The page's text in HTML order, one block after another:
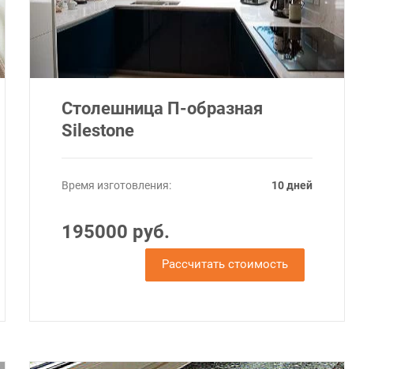
Столешница П-образная
Silestone
Время изготовления: 10 дней
195000 руб.
Рассчитать стоимость